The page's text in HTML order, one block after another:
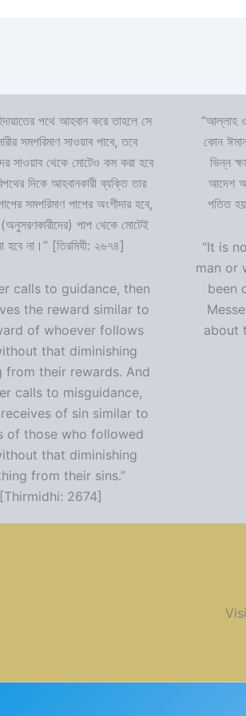
পথে আহবান করে তাহলে সে
সমপরিমাণ সাওয়াব পাবে, তবে
সাওয়াব থেকে মোটেও কম করা হবে
দিকে আহবানকারী ব্যক্তি তার
সমপরিমাণ পাপের অংশীদার হবে,
পাপ থেকে মোটেই
হবে না।” [তিরমিযী: ২৬৭৪]
calls to guidance, then
the reward similar to
of whoever follows
that diminishing
from their rewards. And
calls to misguidance,
of sin similar to
of those who followed
that diminishing
from their sins.”
[Thirmidhi: 2674]
“আল্লাহ
কোন
ভিন্ন
আদেশ
পতিত
“It is
man or
been
about